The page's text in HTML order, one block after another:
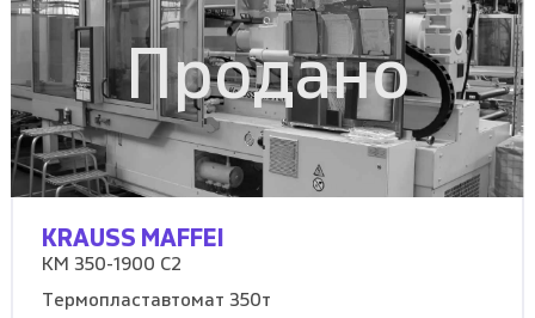
Продано
KRAUSS MAFFEI
KM 350-1900 C2
Термопластавтомат 350т